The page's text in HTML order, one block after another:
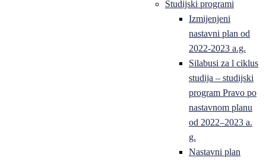
Studijski programi
Izmijenjeni
nastavni plan od
2022-2023 a.g.
Silabusi za l ciklus
studija – studijski
program Pravo po
nastavnom planu
od 2022–2023 a.
g.
Nastavni plan